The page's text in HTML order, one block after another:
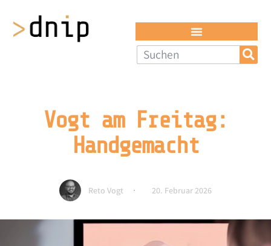
Vogt am Freitag:
Handgemacht
Reto Vogt 20. Februar 2026